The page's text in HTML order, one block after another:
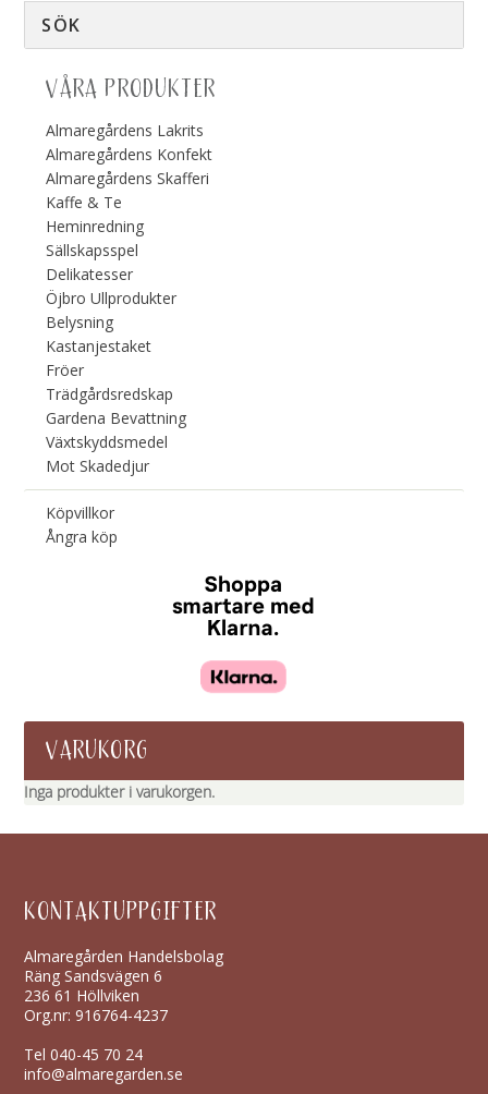
VÅRA PRODUKTER
Almaregårdens Lakrits
Almaregårdens Konfekt
Almaregårdens Skafferi
Kaffe & Te
Heminredning
Sällskapsspel
Delikatesser
Öjbro Ullprodukter
Belysning
Kastanjestaket
Fröer
Trädgårdsredskap
Gardena Bevattning
Växtskyddsmedel
Mot Skadedjur
Köpvillkor
Ångra köp
VARUKORG
Inga produkter i varukorgen.
KONTAKTUPPGIFTER
Almaregården Handelsbolag
Räng Sandsvägen 6
236 61 Höllviken
Org.nr: 916764-4237
Tel040-45 70 24
info@almaregarden.se